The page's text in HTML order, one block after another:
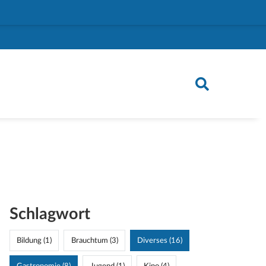
Schlagwort
Bildung (1) Brauchtum (3) Diverses (16)